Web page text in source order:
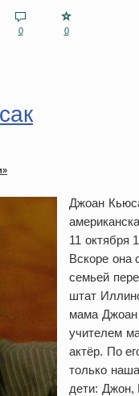
0 0
Джоан
11 октября
Вскоре она
семьей
штат
мама
учителем
актёр. По
только
дети: